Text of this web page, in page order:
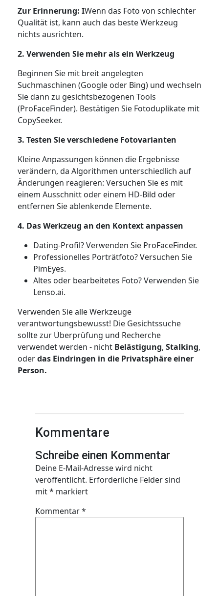
Zur Erinnerung: IWenn das Foto von schlechter
Qualität ist, kann auch das beste Werkzeug
nichts ausrichten.
2. Verwenden Sie mehr als ein Werkzeug
Beginnen Sie mit breit angelegten
Suchmaschinen (Google oder Bing) und wechseln
Sie dann zu gesichtsbezogenen Tools
(ProFaceFinder). Bestätigen Sie Fotoduplikate mit
CopySeeker.
3. Testen Sie verschiedene Fotovarianten
Kleine Anpassungen können die Ergebnisse
verändern, da Algorithmen unterschiedlich auf
Änderungen reagieren: Versuchen Sie es mit
einem Ausschnitt oder einem HD-Bild oder
entfernen Sie ablenkende Elemente.
4. Das Werkzeug an den Kontext anpassen
Dating-Profil? Verwenden Sie ProFaceFinder.
Professionelles Porträtfoto? Versuchen Sie
PimEyes.
Altes oder bearbeitetes Foto? Verwenden Sie
Lenso.ai.
Verwenden Sie alle Werkzeuge
verantwortungsbewusst! Die Gesichtssuche
sollte zur Überprüfung und Recherche
verwendet werden - nicht Belästigung, Stalking,
oderdas Eindringen in die Privatsphäre einer
Person.
Kommentare
Schreibe einen Kommentar
Deine E-Mail-Adresse wird nicht
veröffentlicht. Erforderliche Felder sind
mit* markiert
Kommentar*